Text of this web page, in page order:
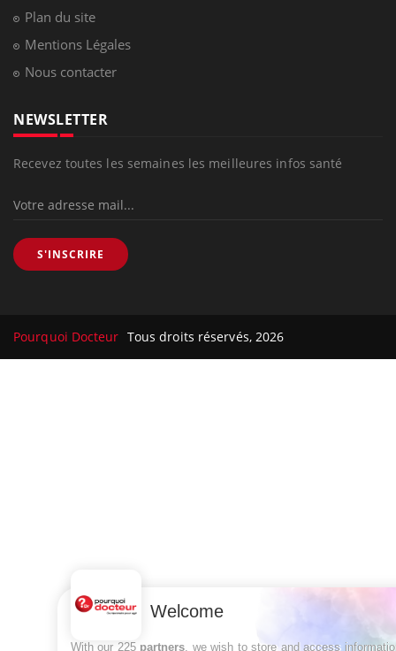
Plan du site
Mentions Légales
Nous contacter
NEWSLETTER
Recevez toutes les semaines les meilleures infos santé
S'INSCRIRE
Pourquoi Docteur Tous droits réservés, 2026
Welcome
With our 225 partners , we wish to store and access